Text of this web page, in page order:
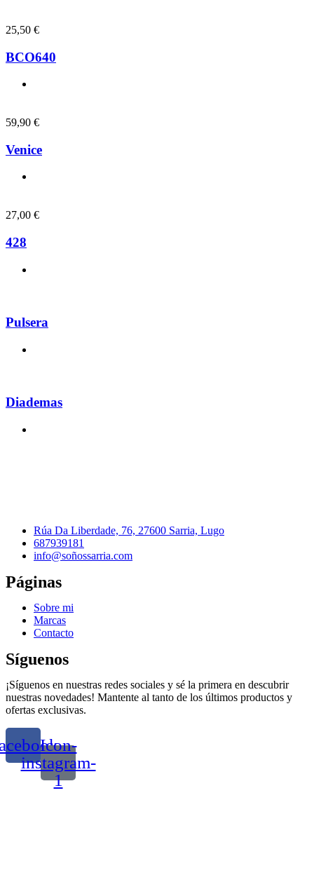
25,50 €
BCO640
59,90 €
Venice
27,00 €
428
Pulsera
Diademas
Rúa Da Liberdade, 76, 27600 Sarria, Lugo
687939181
info@soñossarria.com
Páginas
Sobre mi
Marcas
Contacto
Síguenos
¡Síguenos en nuestras redes sociales y sé la primera en descubrir
nuestras novedades! Mantente al tanto de los últimos productos y
ofertas exclusivas.
Icon-
instagram-
1